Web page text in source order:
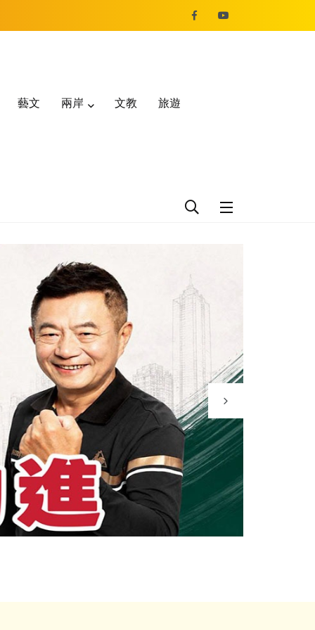
藝文 兩岸 文教 旅遊